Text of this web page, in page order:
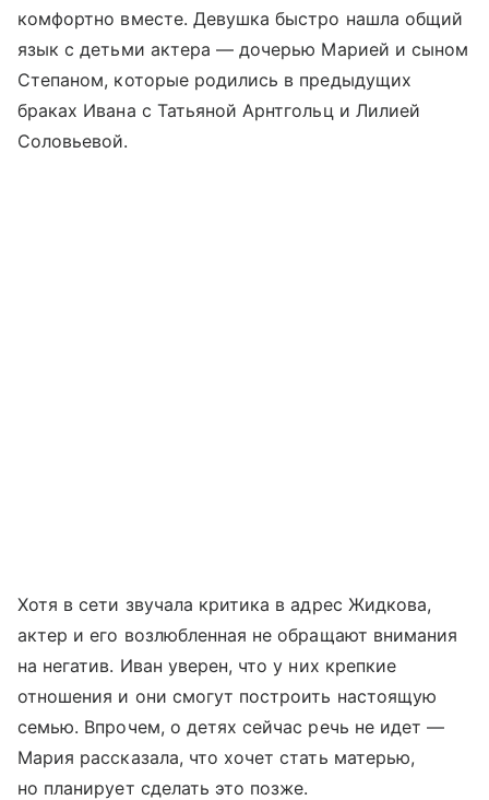
комфортно вместе. Девушка быстро нашла общий
язык с детьми актера — дочерью Марией и сыном
Степаном, которые родились в предыдущих
браках Ивана с Татьяной Арнтгольц и Лилией
Соловьевой.
Хотя в сети звучала критика в адрес Жидкова,
актер и его возлюбленная не обращают внимания
на негатив. Иван уверен, что у них крепкие
отношения и они смогут построить настоящую
семью. Впрочем, о детях сейчас речь не идет —
Мария рассказала, что хочет стать матерью,
но планирует сделать это позже.